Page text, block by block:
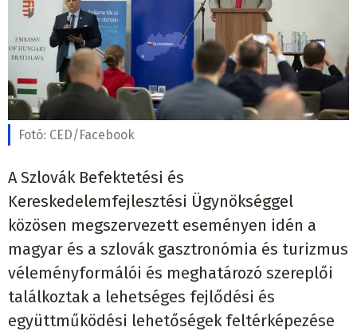
Fotó: CED/Facebook
A Szlovák Befektetési és
Kereskedelemfejlesztési Ügynökséggel
közösen megszervezett eseményen idén a
magyar és a szlovák gasztronómia és turizmus
véleményformálói és meghatározó szereplői
találkoztak a lehetséges fejlődési és
együttműködési lehetőségek feltérképezése